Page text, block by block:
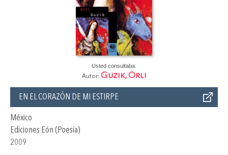
Usted consultaba:
Autor: Guzik, Orli
EN EL CORAZÓN DE MI ESTIRPE
México
Ediciones Eón (Poesía)
2009